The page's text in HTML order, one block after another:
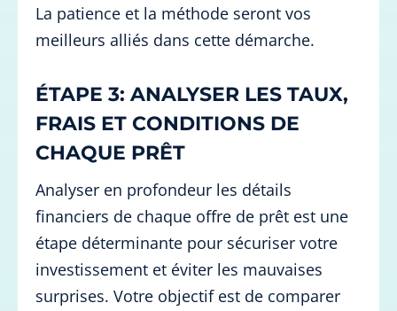
La patience et la méthode seront vos
meilleurs alliés dans cette démarche.
ÉTAPE 3: ANALYSER LES TAUX,
FRAIS ET CONDITIONS DE
CHAQUE PRÊT
Analyser en profondeur les détails
financiers de chaque offre de prêt est une
étape déterminante pour sécuriser votre
investissement et éviter les mauvaises
surprises. Votre objectif est de comparer